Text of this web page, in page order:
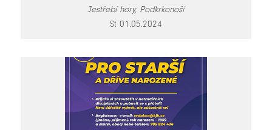
Jestřebí hory, Podkrkonoší
St 01.05.2024